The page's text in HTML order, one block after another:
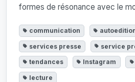
formes de résonance avec le
communication
services presse service
tendances Instagram
lecture